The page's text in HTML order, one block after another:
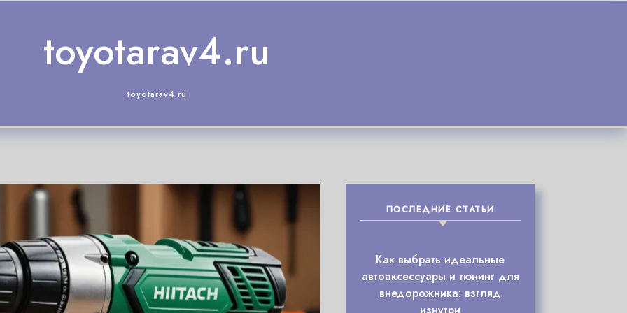
toyotarav4.ru
toyotarav4.ru
ПОСЛЕДНИЕ СТАТЬИ
Как выбрать идеальные
автоаксессуары и тюнинг для
внедорожника: взгляд